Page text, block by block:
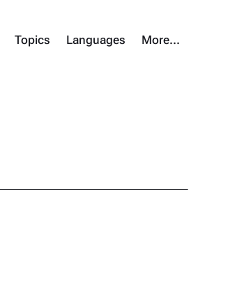
Topics Languages More…